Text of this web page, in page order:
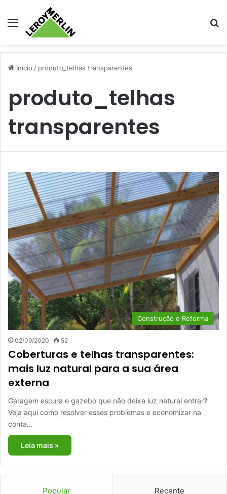
Menu
Início / produto_telhas transparentes
produto_telhas
transparentes
Construção e Reforma
02/09/2020 52
Coberturas e telhas transparentes:
mais luz natural para a sua área
externa
Garagem escura e gazebo que não deixa luz natural entrar?
Veja aqui como resolver esses problemas e economizar na
conta…
Leia mais »
Popular Recente